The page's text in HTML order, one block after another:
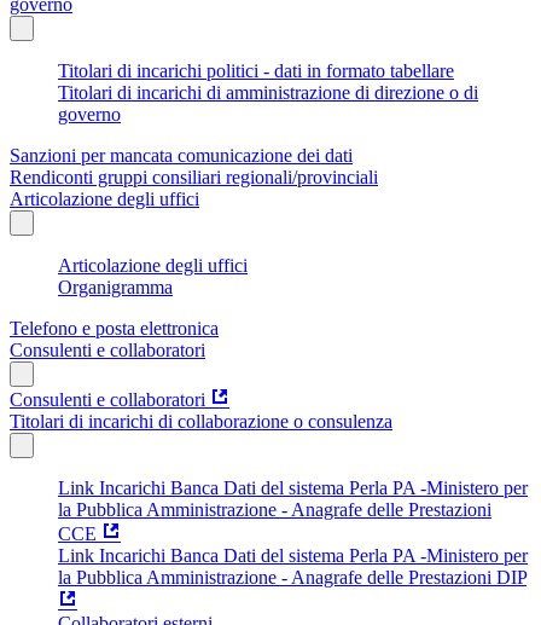
Titolari di incarichi politici - dati in formato tabellare
Titolari di incarichi di amministrazione di direzione o di
governo
Sanzioni per mancata comunicazione dei dati
Rendiconti gruppi consiliari regionali/provinciali
Articolazione degli uffici
Articolazione degli uffici
Organigramma
Telefono e posta elettronica
Consulenti e collaboratori
Consulenti e collaboratori
Titolari di incarichi di collaborazione o consulenza
Link Incarichi Banca Dati del sistema Perla PA -Ministero per
la Pubblica Amministrazione - Anagrafe delle Prestazioni
CCE
Link Incarichi Banca Dati del sistema Perla PA -Ministero per
la Pubblica Amministrazione - Anagrafe delle Prestazioni DIP